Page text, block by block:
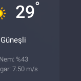
29°
Güneşli
Nem: %43
7.50 m/s